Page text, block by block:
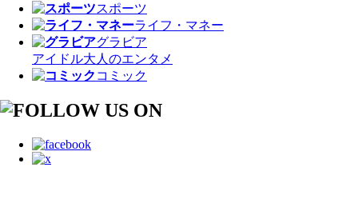
スポーツ
ライフ・マネー
グラビア
アイドル大人のエンタメ
コミック